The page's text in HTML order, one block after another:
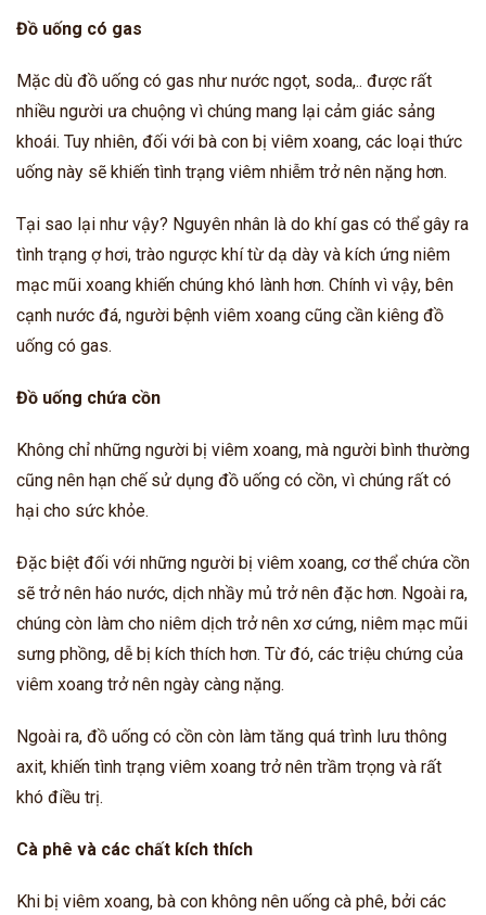
Đồ uống có gas
Mặc dù đồ uống có gas như nước ngọt, soda,.. được rất
nhiều người ưa chuộng vì chúng mang lại cảm giác sảng
khoái. Tuy nhiên, đối với bà con bị viêm xoang, các loại thức
uống này sẽ khiến tình trạng viêm nhiễm trở nên nặng hơn.
Tại sao lại như vậy? Nguyên nhân là do khí gas có thể gây ra
tình trạng ợ hơi, trào ngược khí từ dạ dày và kích ứng niêm
mạc mũi xoang khiến chúng khó lành hơn. Chính vì vậy, bên
cạnh nước đá, người bệnh viêm xoang cũng cần kiêng đồ
uống có gas.
Đồ uống chứa cồn
Không chỉ những người bị viêm xoang, mà người bình thường
cũng nên hạn chế sử dụng đồ uống có cồn, vì chúng rất có
hại cho sức khỏe.
Đặc biệt đối với những người bị viêm xoang, cơ thể chứa cồn
sẽ trở nên háo nước, dịch nhầy mủ trở nên đặc hơn. Ngoài ra,
chúng còn làm cho niêm dịch trở nên xơ cứng, niêm mạc mũi
sưng phồng, dễ bị kích thích hơn. Từ đó, các triệu chứng của
viêm xoang trở nên ngày càng nặng.
Ngoài ra, đồ uống có cồn còn làm tăng quá trình lưu thông
axit, khiến tình trạng viêm xoang trở nên trầm trọng và rất
khó điều trị.
Cà phê và các chất kích thích
Khi bị viêm xoang, bà con không nên uống cà phê, bởi các